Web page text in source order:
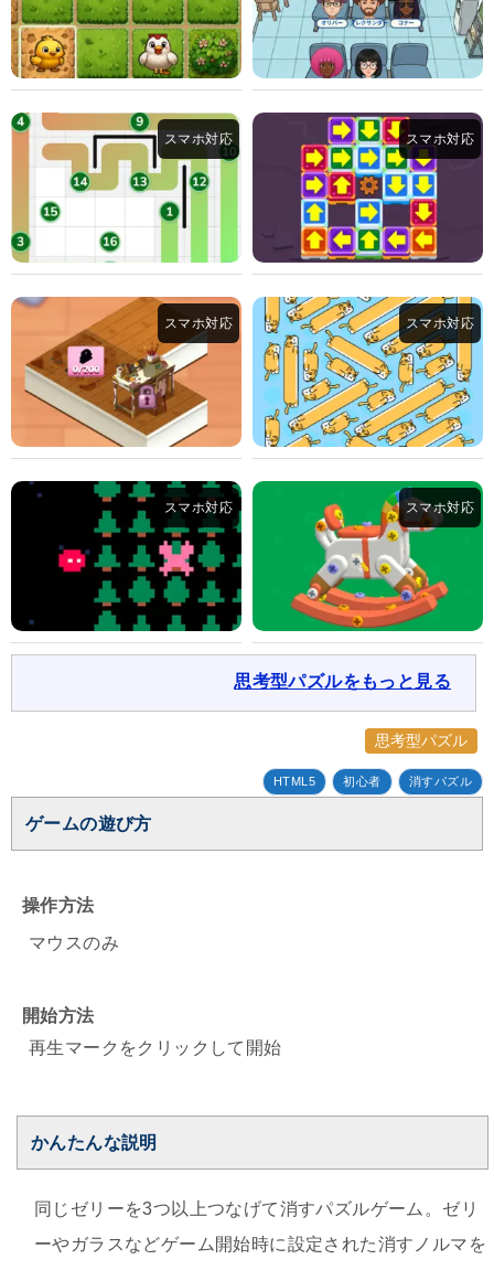
思考型パズルをもっと見る
思考型パズル
HTML5 初心者 消すパズル
ゲームの遊び方
操作方法
マウスのみ
開始方法
再生マークをクリックして開始
かんたんな説明
同じゼリーを3つ以上つなげて消すパズルゲーム。ゼリ
ーやガラスなどゲーム開始時に設定された消すノルマを